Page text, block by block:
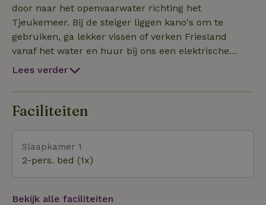
natuurhuisje, Boeren tenten, Bell tenten en elektr.
sloepverhuur. Voor de kids veel plezier met geitjes,
kippen voor de verse eieren en koeien en paarden in
de wei. Koop verse producten in de Boerderijwinkel.
Geniet van elkaar en de natuur en kom opladen bij
door naar het openvaarwater richting het
Tjeukemeer. Bij de steiger liggen kano's om te
gebruiken, ga lekker vissen of verken Friesland
vanaf het water en huur bij ons een elektrische
sloep. Ook leuk is een kayak route in de Rottige
ook heerlijk rustig kunt wandelen. Zin in stadse
gezelligheid? bezoek Lemmer, Hindeloopen of
waard. Aanrader een dagje naar de
Orchideeenhoeve Luttelgeest of bezoek het
kameleondorp in Terherne. In het voorjaar heb je de
mooie tulpenroutes in Rutten
Lees verder
Faciliteiten
Slaapkamer 1
2-pers. bed (1x)
Bekijk alle faciliteiten